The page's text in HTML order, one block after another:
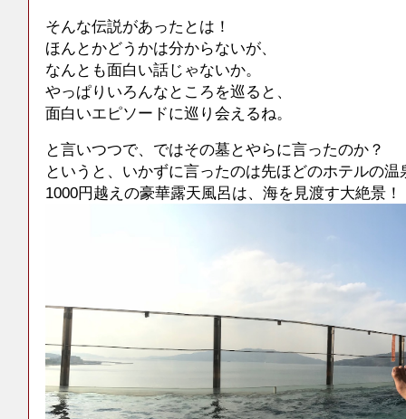
そんな伝説があったとは！
ほんとかどうかは分からないが、
なんとも面白い話じゃないか。
やっぱりいろんなところを巡ると、
面白いエピソードに巡り会えるね。
と言いつつで、ではその墓とやらに言ったのか？
というと、いかずに言ったのは先ほどのホテルの温
1000円越えの豪華露天風呂は、海を見渡す大絶景！